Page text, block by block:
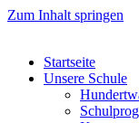
Zum Inhalt springen
Startseite
Unsere Schule